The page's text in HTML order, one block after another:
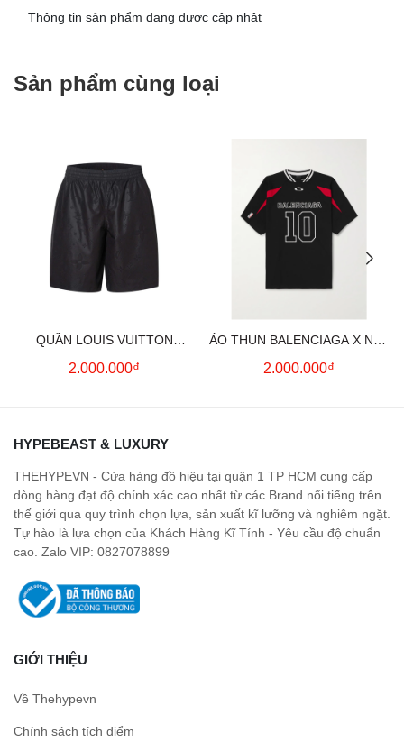
Thông tin sản phẩm đang được cập nhật
Sản phẩm cùng loại
QUẦN LOUIS VUITTON
MONOGRAM MOIRE
2.000.000₫
ÁO THUN BALENCIAGA X NBA
LOGO COTTON JERSEY T-
2.000.000₫
HYPEBEAST & LUXURY
THEHYPEVN - Cửa hàng đồ hiệu tại quận 1 TP HCM cung cấp
dòng hàng đạt độ chính xác cao nhất từ các Brand nổi tiếng trên
thế giới qua quy trình chọn lựa, sản xuất kĩ lưỡng và nghiêm ngặt.
Tự hào là lựa chọn của Khách Hàng Kĩ Tính - Yêu cầu độ chuẩn
cao. Zalo VIP: 0827078899
GIỚI THIỆU
Về Thehypevn
Chính sách tích điểm